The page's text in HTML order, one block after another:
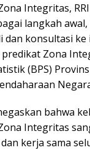
Integritas,
langkah
dan konsultasi
Zona
(BPS)
bahwa
Integritas
kerja sama